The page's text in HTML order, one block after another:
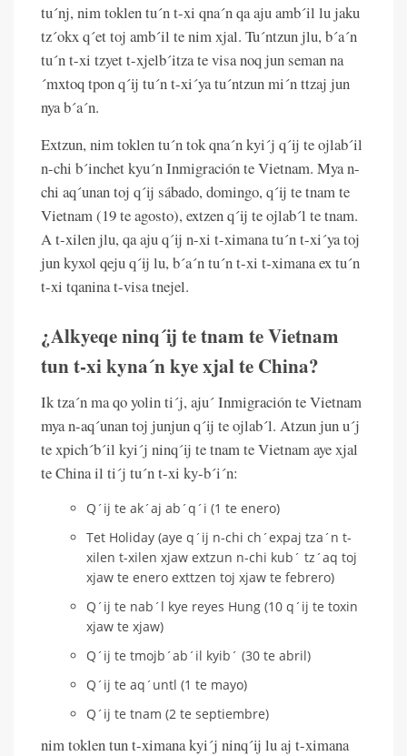
tu´nj, nim toklen tu´n t-xi qna´n qa aju amb´il lu jaku
tz´okx q´et toj amb´il te nim xjal. Tu´ntzun jlu, b´a´n
tu´n t-xi tzyet t-xjelb´itza te visa noq jun seman na
´mxtoq tpon q´ij tu´n t-xi´ya tu´ntzun mi´n ttzaj jun
nya b´a´n.
Extzun, nim toklen tu´n tok qna´n kyi´j q´ij te ojlab´il
n-chi b´inchet kyu´n Inmigración te Vietnam. Mya n-
chi aq´unan toj q´ij sábado, domingo, q´ij te tnam te
Vietnam (19 te agosto), extzen q´ij te ojlab´l te tnam.
A t-xilen jlu, qa aju q´ij n-xi t-ximana tu´n t-xi´ya toj
jun kyxol qeju q´ij lu, b´a´n tu´n t-xi t-ximana ex tu´n
t-xi tqanina t-visa tnejel.
¿Alkyeqe ninq´ij te tnam te Vietnam
tun t-xi kyna´n kye xjal te China?
Ik tza´n ma qo yolin ti´j, aju´ Inmigración te Vietnam
mya n-aq´unan toj junjun q´ij te ojlab´l. Atzun jun u´j
te xpich´b´il kyi´j ninq´ij te tnam te Vietnam aye xjal
te China il ti´j tu´n t-xi ky-b´i´n:
Q´ij te ak´aj ab´q´i (1 te enero)
Tet Holiday (aye q´ij n-chi ch´expaj tza´n t-
xilen t-xilen xjaw extzun n-chi kub´ tz´aq toj
xjaw te enero exttzen toj xjaw te febrero)
Q´ij te nab´l kye reyes Hung (10 q´ij te toxin
xjaw te xjaw)
Q´ij te tmojb´ab´il kyib´ (30 te abril)
Q´ij te aq´untl (1 te mayo)
Q´ij te tnam (2 te septiembre)
nim toklen tun t-ximana kyi´j ninq´ij lu aj t-ximana